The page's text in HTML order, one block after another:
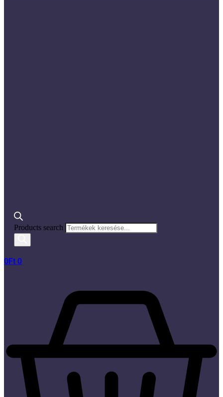
Products search
0Ft 0